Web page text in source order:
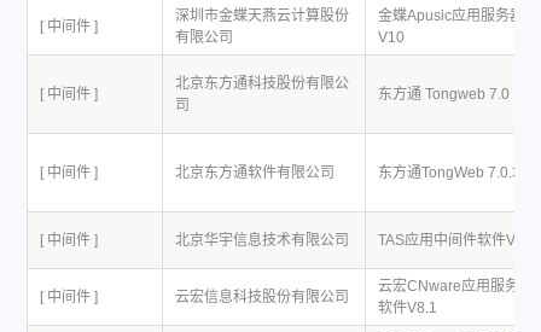
[ 中间件 ]
深圳市金蝶天燕云计算股份
有限公司
金蝶Apusic应用服务器
V10
[ 中间件 ]
北京东方通科技股份有限公
司
东方通 Tongweb 7.0
[ 中间件 ] 北京东方通软件有限公司 东方通TongWeb 7.0.3
[ 中间件 ] 北京华宇信息技术有限公司 TAS应用中间件软件V2.8
[ 中间件 ] 云宏信息科技股份有限公司
云宏CNware应用服务器
软件V8.1